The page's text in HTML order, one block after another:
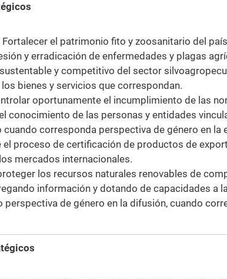
Fortalecer el patrimonio fito y zoosanitario del
y erradicación de enfermedades y plagas
y competitivo del sector
bienes y servicios que correspondan.
oportunamente el incumplimiento de las
conocimiento de las personas y entidades
cuando corresponda perspectiva de género en la
el proceso de certificación de productos de
mercados internacionales.
los recursos naturales renovables de
información y dotando de capacidades a
perspectiva de género en la difusión, cuando